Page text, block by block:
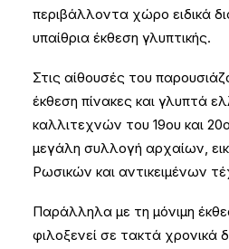
περιβάλλοντα χώρο ειδικά
υπαίθρια έκθεση γλυπτικής.
Στις αίθουσές του
έκθεση πίνακες και γλυπτά
καλλιτεχνών του 19ου και
μεγάλη συλλογή αρχαίων,
Ρωσικών και αντικειμένων
Παράλληλα με τη μόνιμη
φιλοξενεί σε τακτά χρονικά